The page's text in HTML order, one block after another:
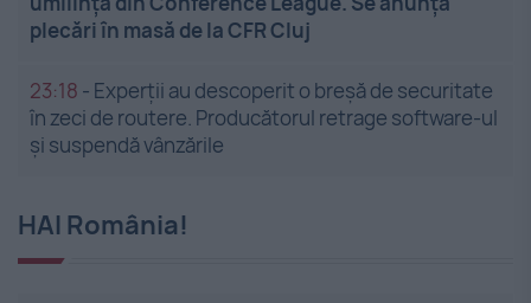
plecări în masă de la CFR Cluj
23:18 - Experții au descoperit o breșă de securitate
în zeci de routere. Producătorul retrage software-ul
și suspendă vânzările
HAI România!